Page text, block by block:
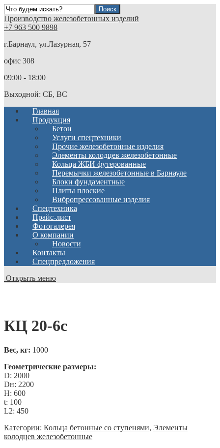
Производство железобетонных изделий
+7 963 500 9898
г.Барнаул, ул.Лазурная, 57
офис 308
09:00 - 18:00
Выходной: СБ, ВС
Главная
Продукция
Бетон
Услуги спецтехники
Прочие железобетонные изделия
Элементы колодцев железобетонные
Кольца ЖБИ футерованные
Перемычки железобетонные в Барнауле
Блоки фундаментные
Плиты плоские
Вибропрессованные изделия
Спецтехника
Прайс-лист
Фотогалерея
О компании
Новости
Контакты
Спецпредложения
Открыть меню
КЦ 20-6с
Вес, кг: 1000
Геометрические размеры:
D: 2000
Dн: 2200
H: 600
t: 100
L2: 450
Категории: Кольца бетонные со ступенями, Элементы
колодцев железобетонные